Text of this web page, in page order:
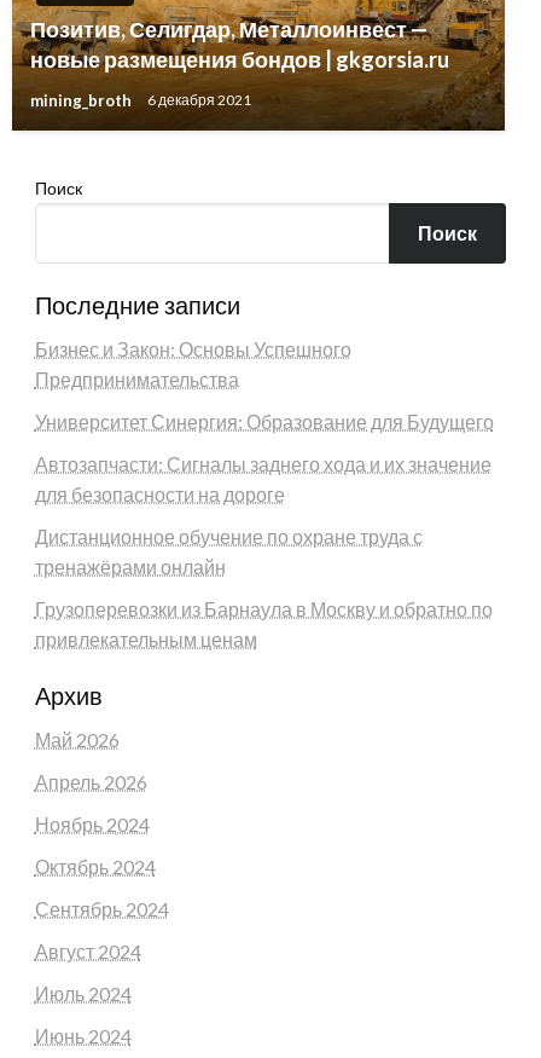
Позитив, Селигдар, Металлоинвест —
новые размещения бондов | gkgorsia.ru
mining_broth 6 декабря 2021
Поиск
Поиск
Последние записи
Бизнес и Закон: Основы Успешного
Предпринимательства
Университет Синергия: Образование для Будущего
Автозапчасти: Сигналы заднего хода и их значение
для безопасности на дороге
Дистанционное обучение по охране труда с
тренажёрами онлайн
Грузоперевозки из Барнаула в Москву и обратно по
привлекательным ценам
Архив
Май 2026
Апрель 2026
Ноябрь 2024
Октябрь 2024
Сентябрь 2024
Август 2024
Июль 2024
Июнь 2024